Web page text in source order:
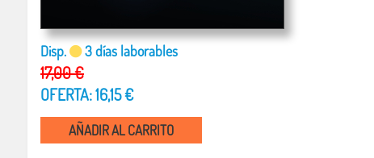
Disp. 3 días laborables
17,00 €
OFERTA: 16,15 €
AÑADIR AL CARRITO